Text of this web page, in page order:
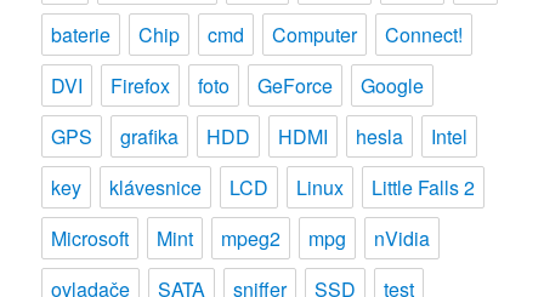
baterie
Chip cmd Computer
Connect!
DVI
Firefox foto GeForce
Google
GPS
grafika HDD HDMI hesla
Intel
key
klávesnice LCD Linux
Little Falls 2
Microsoft
Mint mpeg2 mpg
nVidia
ovladače
SATA sniffer SSD test